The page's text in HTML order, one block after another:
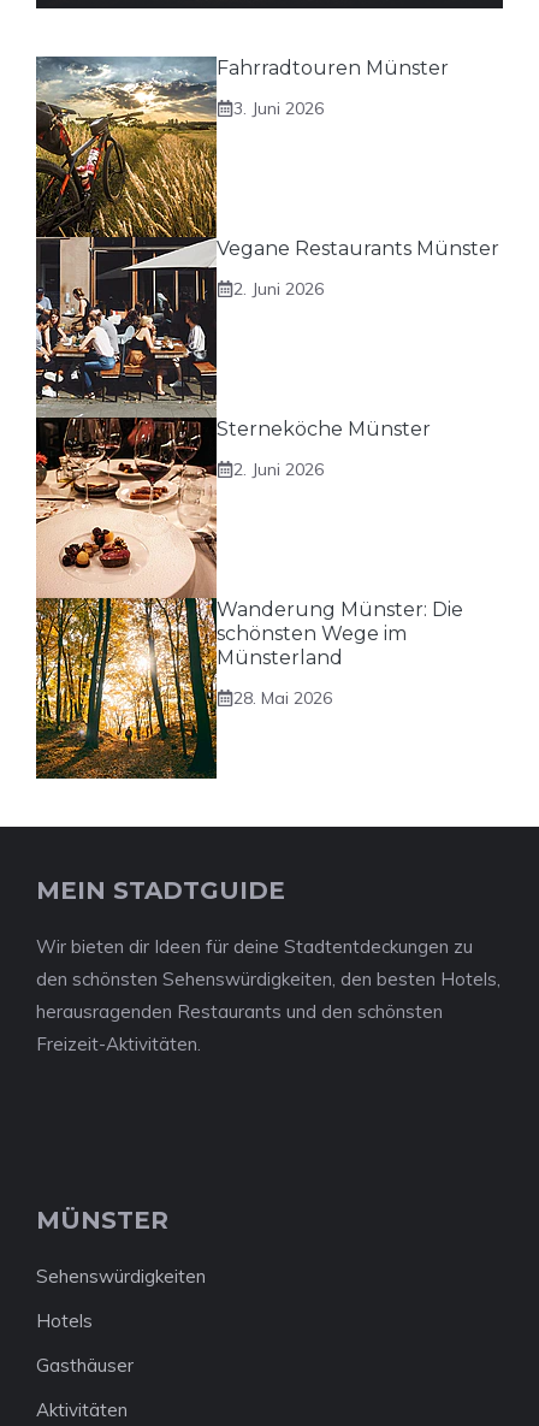
Fahrradtouren Münster
3. Juni 2026
Vegane Restaurants Münster
2. Juni 2026
Sterneköche Münster
2. Juni 2026
Wanderung Münster: Die
schönsten Wege im
Münsterland
28. Mai 2026
MEIN STADTGUIDE
Wir bieten dir Ideen für deine Stadtentdeckungen zu
den schönsten Sehenswürdigkeiten, den besten Hotels,
herausragenden Restaurants und den schönsten
Freizeit-Aktivitäten.
MÜNSTER
Sehenswürdigkeiten
Hotels
Gasthäuser
Aktivitäten